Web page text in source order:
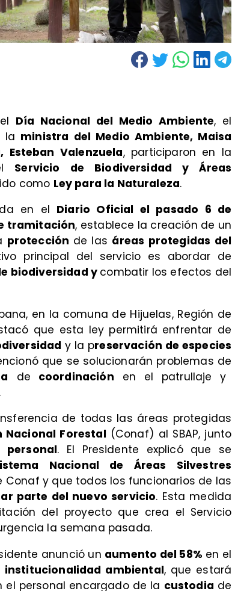
Día Nacional del Medio Ambiente, el
la ministra del Medio Ambiente, Maisa
Esteban Valenzuela, participaron en la
Servicio de Biodiversidad y Áreas
como Ley para la Naturaleza.
en el Diario Oficial el pasado 6 de
tramitación, establece la creación de un
protección de las áreas protegidas del
principal del servicio es abordar de
biodiversidad y combatir los efectos del
en la comuna de Hijuelas, Región de
que esta ley permitirá enfrentar de
y la preservación de especies
que se solucionarán problemas de
de coordinación en el patrullaje y
de todas las áreas protegidas
Nacional Forestal (Conaf) al SBAP, junto
. El Presidente explicó que se
Nacional de Áreas Silvestres
Conaf y que todos los funcionarios de las
parte del nuevo servicio. Esta medida
del proyecto que crea el Servicio
la semana pasada.
anunció un aumento del 58% en el
institucionalidad ambiental, que estará
personal encargado de la custodia de